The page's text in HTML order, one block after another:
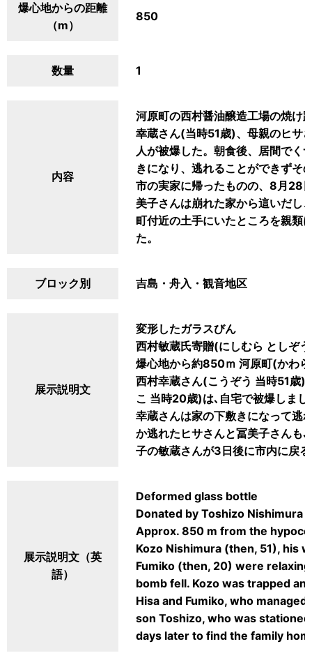
爆心地からの距離
（m）
850
数量 1
内容
河原町の西村醤油醸造工場の焼け
幸蔵さん(当時51歳)、母親のヒ
人が被爆した。朝食後、居間でく
きになり、逃れることができずそ
市の実家に帰ったものの、8月28
美子さんは崩れた家から這いだし
町付近の土手にいたところを親類
た。
ブロック別 吉島・舟入・観音地区
展示説明文
変形したガラスびん
西村敏蔵氏寄贈(にしむら としぞ
爆心地から約850ｍ 河原町(かわ
西村幸蔵さん(こうぞう 当時51歳
こ 当時20歳)は､自宅で被爆しま
幸蔵さんは家の下敷きになって逃
か逃れたヒサさんと冨美子さんも
子の敏蔵さんが3日後に市内に戻
展示説明文（英
語）
Deformed glass bottle
Donated by Toshizo Nishimura
Approx. 850 m from the
Kozo Nishimura (then, 51), his
Fumiko (then, 20) were
bomb fell. Kozo was trapped
Hisa and Fumiko, who
son Toshizo, who was
days later to find the family